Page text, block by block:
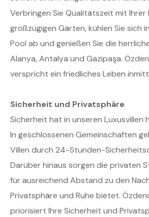
Verbringen Sie Qualitätszeit mit Ihrer
großzügigen Gärten, kühlen Sie sich
Pool ab und genießen Sie die
Alanya, Antalya und Gazipaşa.
verspricht ein friedliches Leben
Sicherheit und Privatsphäre
Sicherheit hat in unseren Luxusvillen
In geschlossenen Gemeinschaften
Villen durch 24-Stunden-
Darüber hinaus sorgen die privaten
für ausreichend Abstand zu den
Privatsphäre und Ruhe bietet.
priorisiert Ihre Sicherheit und